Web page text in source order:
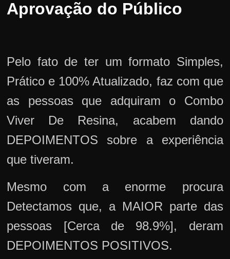
Aprovação do Público
Pelo fato de ter um formato Simples,
Prático e 100% Atualizado, faz com que
as pessoas que adquiram o Combo
Viver De Resina, acabem dando
DEPOIMENTOS sobre a experiência
que tiveram.
Mesmo com a enorme procura
Detectamos que, a MAIOR parte das
pessoas [Cerca de 98.9%], deram
DEPOIMENTOS POSITIVOS.